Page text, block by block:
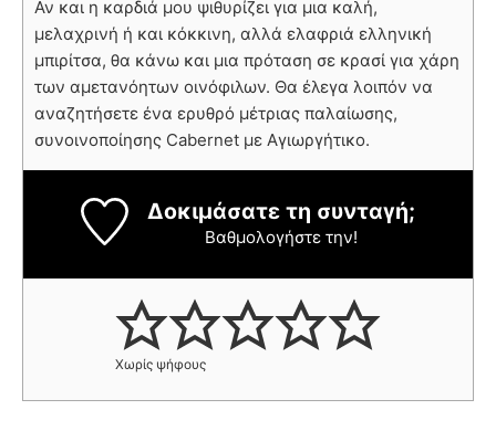
Αν και η καρδιά μου ψιθυρίζει για μια καλή,
μελαχρινή ή και κόκκινη, αλλά ελαφριά ελληνική
μπιρίτσα, θα κάνω και μια πρόταση σε κρασί για χάρη
των αμετανόητων οινόφιλων. Θα έλεγα λοιπόν να
αναζητήσετε ένα ερυθρό μέτριας παλαίωσης,
συνοινοποίησης Cabernet με Αγιωργήτικο.
Δοκιμάσατε τη συνταγή;
Βαθμολογήστε την!
Χωρίς ψήφους